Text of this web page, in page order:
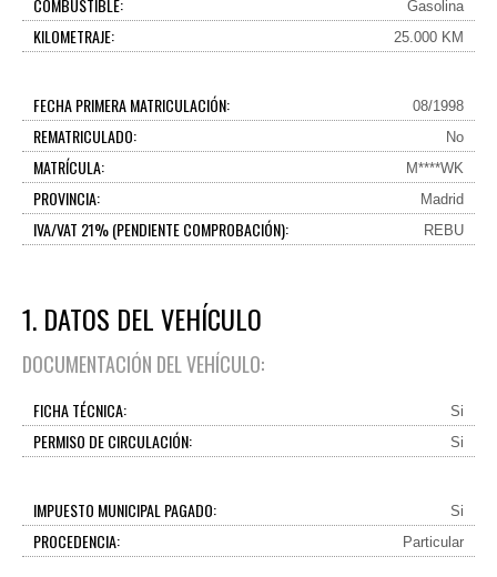
COMBUSTIBLE: Gasolina
KILOMETRAJE: 25.000 KM
FECHA PRIMERA MATRICULACIÓN: 08/1998
REMATRICULADO: No
MATRÍCULA: M****WK
PROVINCIA: Madrid
IVA/VAT 21% (PENDIENTE COMPROBACIÓN): REBU
1. DATOS DEL VEHÍCULO
DOCUMENTACIÓN DEL VEHÍCULO:
FICHA TÉCNICA: Si
PERMISO DE CIRCULACIÓN: Si
IMPUESTO MUNICIPAL PAGADO: Si
PROCEDENCIA: Particular